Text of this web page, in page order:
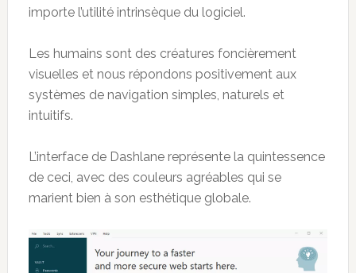
importe l’utilité intrinsèque du logiciel.
Les humains sont des créatures foncièrement
visuelles et nous répondons positivement aux
systèmes de navigation simples, naturels et
intuitifs.
L’interface de Dashlane représente la quintessence
de ceci, avec des couleurs agréables qui se
marient bien à son esthétique globale.